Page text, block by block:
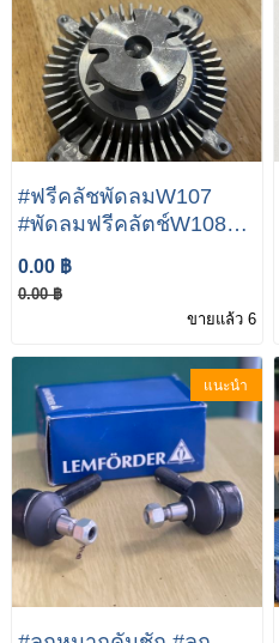
#ฟรีคลัชพัดลมW107
#พัดลมฟรีคลัตช์W108
#พัดลมฟรีคลัตช์รถbenz
Mercedes 107 OEM
BEHR Fan clutch 450sl
1162000122 Mercedes
450 SEL 6.9 New Visco
Clutch A1162000522
0.00 ฿
0.00 ฿
ขายแล้ว 6
แนะนำ